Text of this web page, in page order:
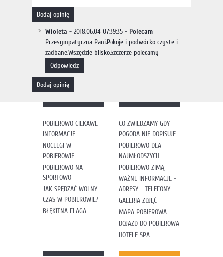
dodaj opinię
Wioleta - 2018.06.04 07:39:35 - Polecam
Przesympatyczna Pani.Pokoje i podwórko czyste i
zadbane.Wszędzie blisko.Szczerze polecamy
odpowiedz
dodaj opinię
POBIEROWO CIEKAWE
INFORMACJE
NOCLEGI W
POBIEROWIE
POBIEROWO NA
SPORTOWO
JAK SPĘDZAĆ WOLNY
CZAS W POBIEROWIE?
BŁĘKITNA FLAGA
CO ZWIEDZAMY GDY
POGODA NIE DOPISUJE
POBIEROWO DLA
NAJMŁODSZYCH
POBIEROWO ZIMĄ
WAŻNE INFORMACJE -
ADRESY - TELEFONY
GALERIA ZDJĘĆ
MAPA POBIEROWA
DOJAZD DO POBIEROWA
HOTELE SPA